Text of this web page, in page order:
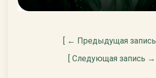
[ ← Предыдущая запись ]
[ Следующая запись → ]